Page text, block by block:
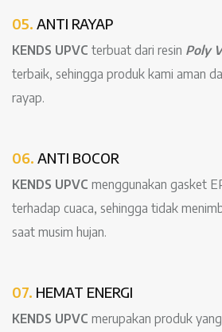
05. ANTI RAYAP
KENDS UPVC terbuat dari resin Poly
terbaik, sehingga produk kami aman
rayap.
06. ANTI BOCOR
KENDS UPVC menggunakan gasket
terhadap cuaca, sehingga tidak
saat musim hujan.
07. HEMAT ENERGI
KENDS UPVC merupakan produk